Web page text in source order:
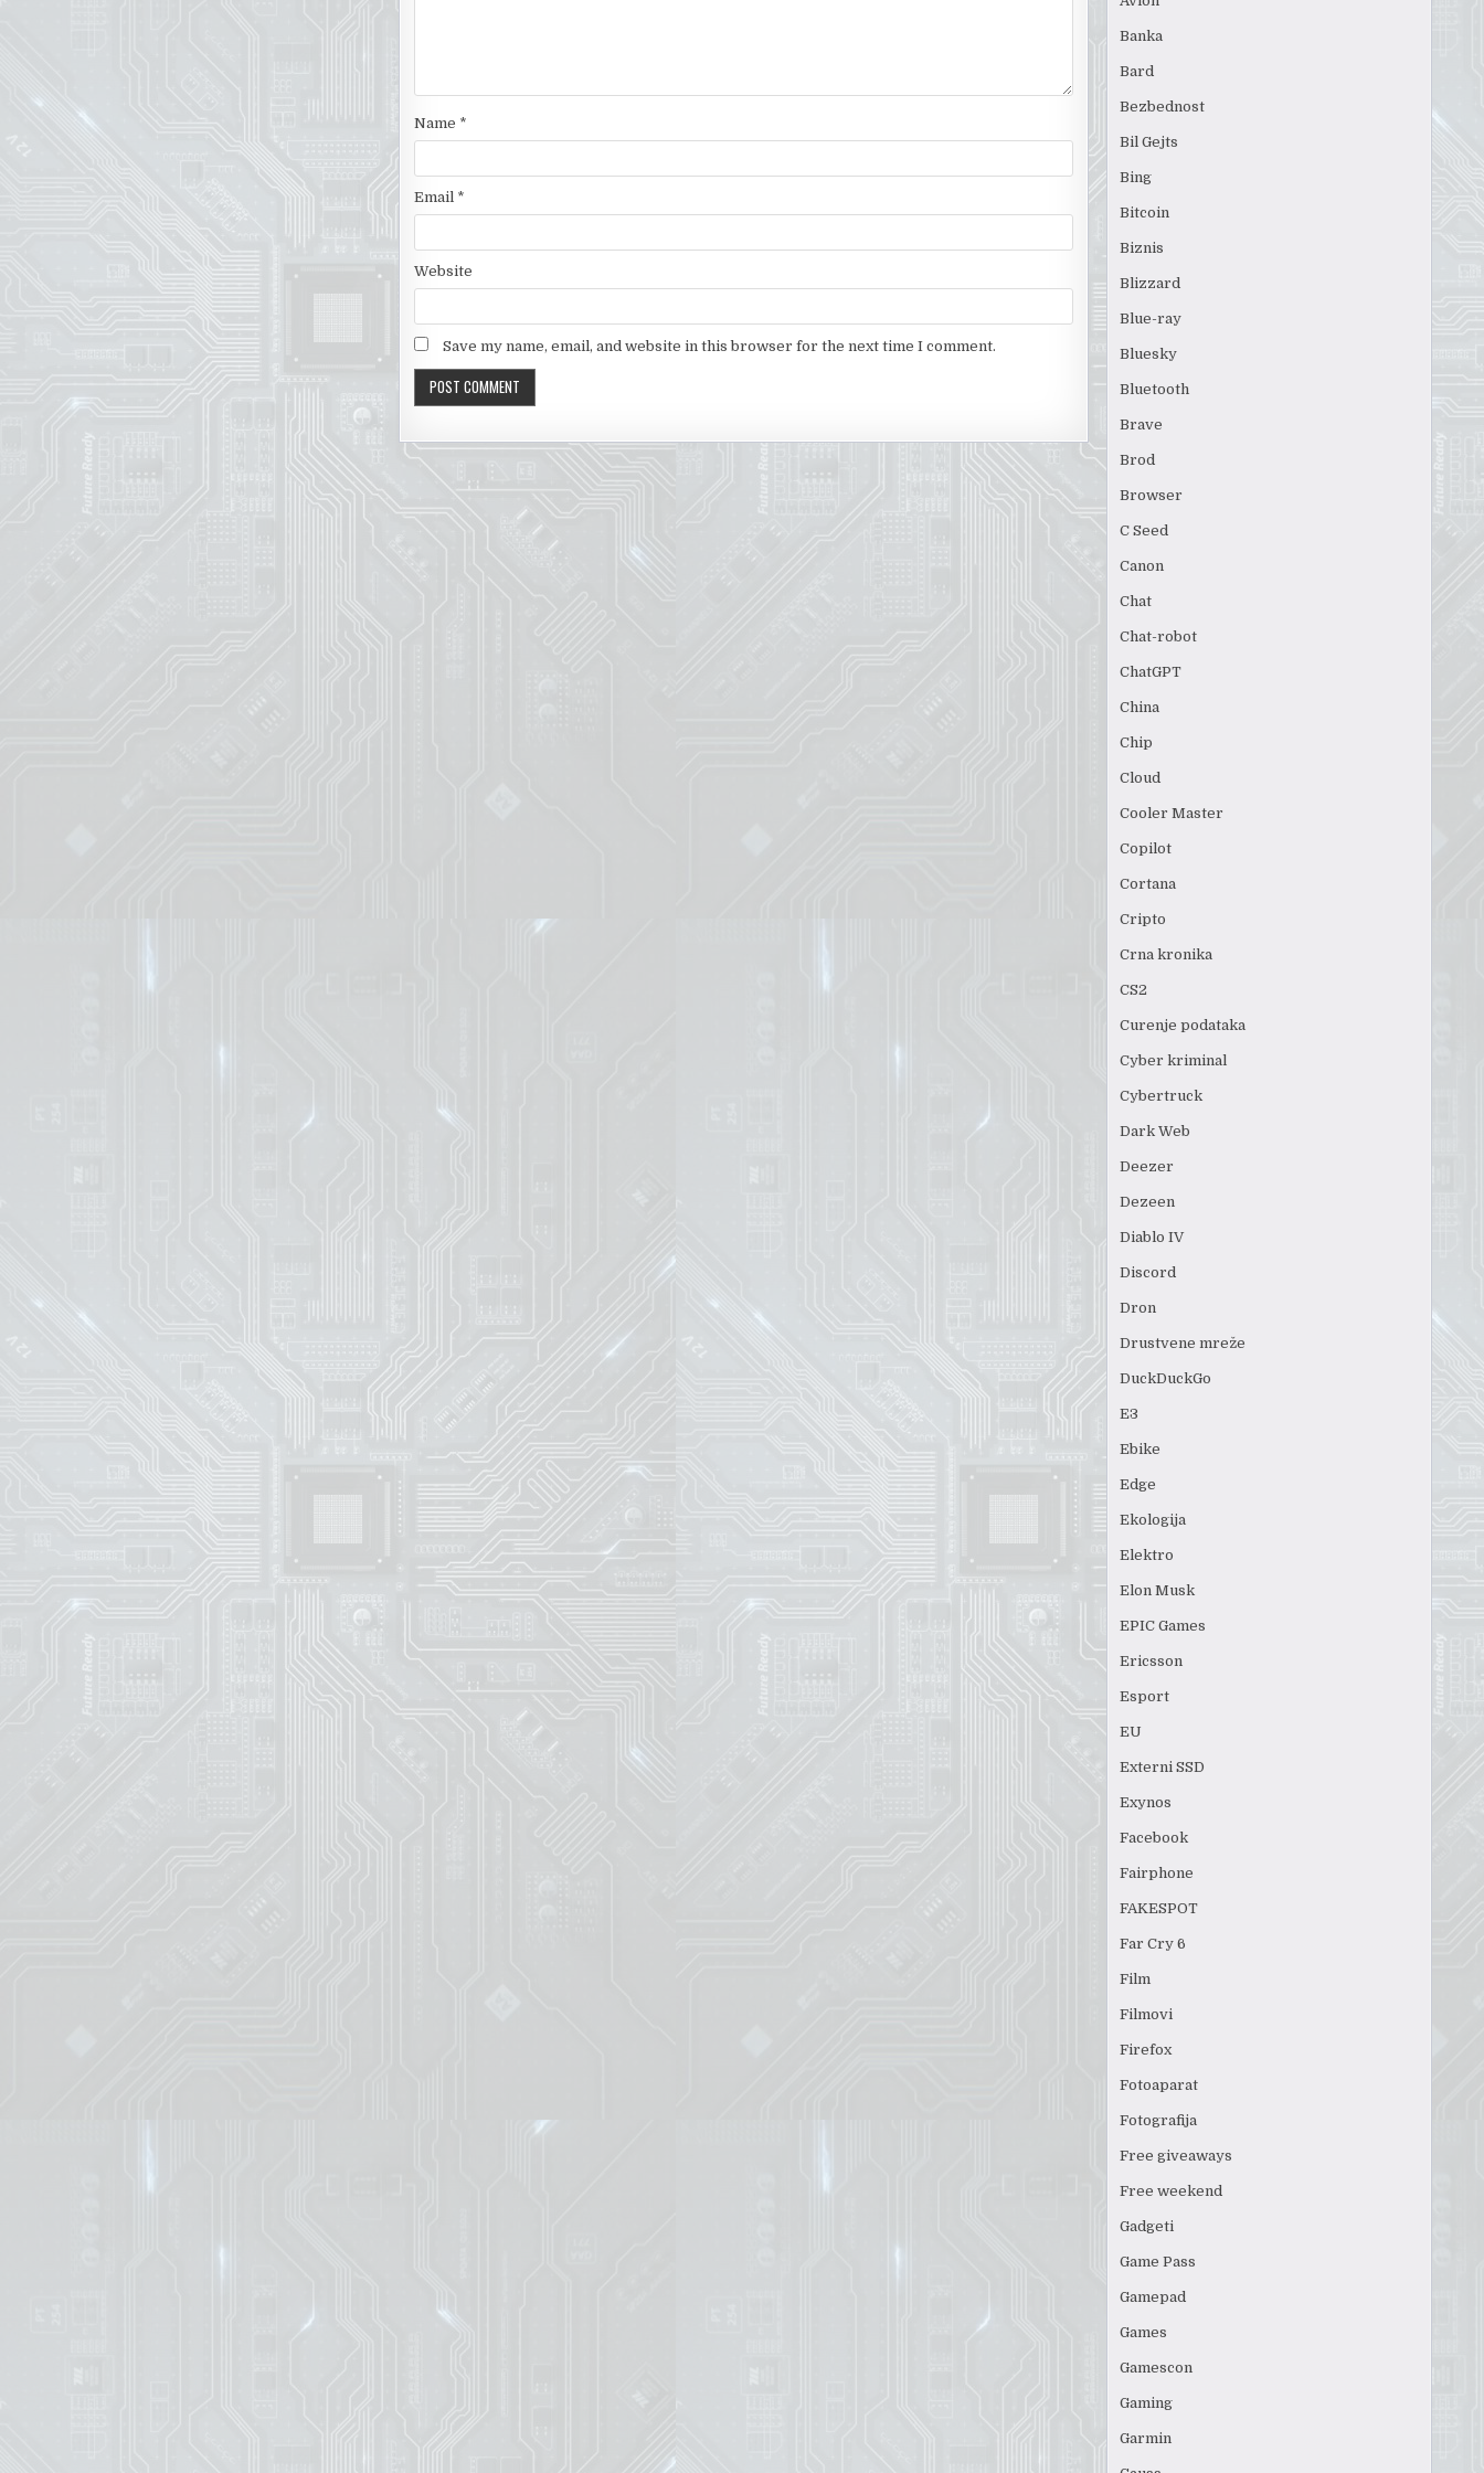
Name *
Email *
Website
Save my name, email, and website in this browser for the next time I comment.
Banka
Bard
Bezbednost
Bil Gejts
Bing
Bitcoin
Biznis
Blizzard
Blue-ray
Bluesky
Bluetooth
Brave
Brod
Browser
C Seed
Canon
Chat
Chat-robot
ChatGPT
China
Chip
Cloud
Cooler Master
Copilot
Cortana
Cripto
Crna kronika
CS2
Curenje podataka
Cyber kriminal
Cybertruck
Dark Web
Deezer
Dezeen
Diablo IV
Discord
Dron
Drustvene mreže
DuckDuckGo
E3
Ebike
Edge
Ekologija
Elektro
Elon Musk
EPIC Games
Ericsson
Esport
EU
Externi SSD
Exynos
Facebook
Fairphone
FAKESPOT
Far Cry 6
Film
Filmovi
Firefox
Fotoaparat
Fotografija
Free giveaways
Free weekend
Gadgeti
Game Pass
Gamepad
Games
Gamescon
Gaming
Garmin